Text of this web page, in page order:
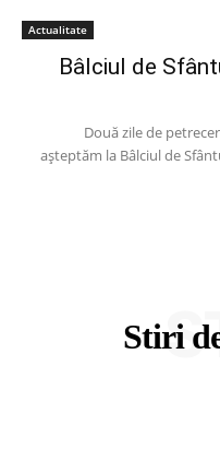
Actualitate
Bâlciul de
Două zile de
așteptăm la Bâlciul de
Stiri